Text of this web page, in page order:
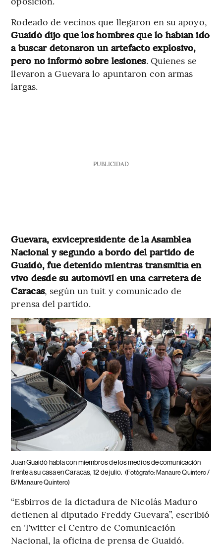
Rodeado de vecinos que llegaron en su apoyo,
Guaidó dijo que los hombres que lo habían ido
a buscar detonaron un artefacto explosivo,
pero no informó sobre lesiones. Quienes se
llevaron a Guevara lo apuntaron con armas
largas.
PUBLICIDAD
Guevara, exvicepresidente de la Asamblea
Nacional y segundo a bordo del partido de
Guaidó, fue detenido mientras transmitía en
vivo desde su automóvil en una carretera de
Caracas, según un tuit y comunicado de
prensa del partido.
Juan Guaidó habla con miembros de los medios de comunicación
frente a su casa en Caracas, 12 de julio. (Fotógrafo: Manaure Quintero /
B/Manaure Quintero)
“Esbirros de la dictadura de Nicolás Maduro
detienen al diputado Freddy Guevara”, escribió
en Twitter el Centro de Comunicación
Nacional, la oficina de prensa de Guaidó.